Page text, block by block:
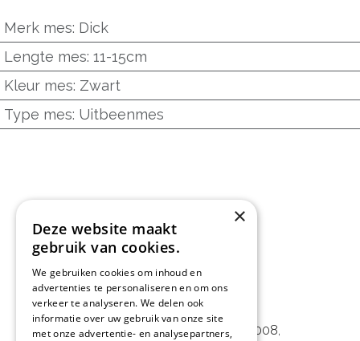
Merk mes: Dick
Lengte mes: 11-15cm
Kleur mes: Zwart
Type mes: Uitbeenmes
L&D Foodpartner BV
Noorwegenstraat 29D, Haven 8008,
×
Deze website maakt
gebruik van cookies.
We gebruiken cookies om inhoud en
advertenties te personaliseren en om ons
verkeer te analyseren. We delen ook
informatie over uw gebruik van onze site
met onze advertentie- en analysepartners,